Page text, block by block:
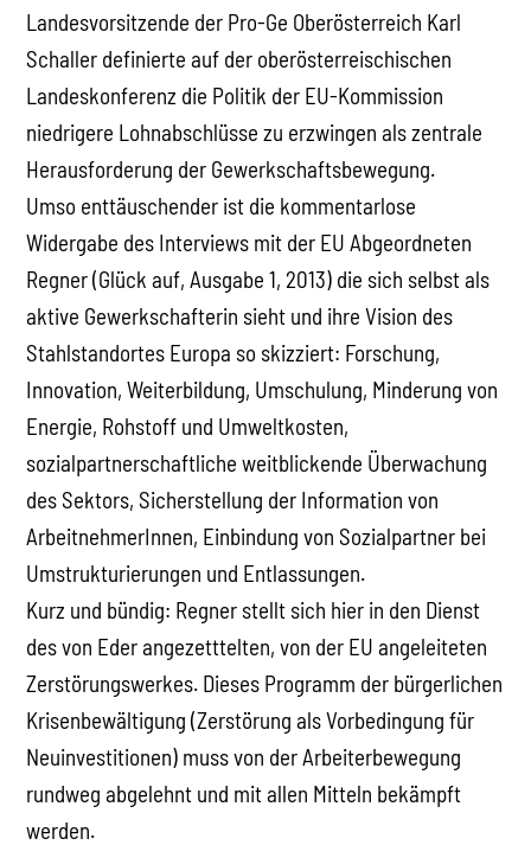
Landesvorsitzende der Pro-Ge Oberösterreich Karl
Schaller definierte auf der oberösterreischischen
Landeskonferenz die Politik der EU-Kommission
niedrigere Lohnabschlüsse zu erzwingen als zentrale
Herausforderung der Gewerkschaftsbewegung.
Umso enttäuschender ist die kommentarlose
Widergabe des Interviews mit der EU Abgeordneten
Regner (Glück auf, Ausgabe 1, 2013) die sich selbst als
aktive Gewerkschafterin sieht und ihre Vision des
Stahlstandortes Europa so skizziert: Forschung,
Innovation, Weiterbildung, Umschulung, Minderung von
Energie, Rohstoff und Umweltkosten,
sozialpartnerschaftliche weitblickende Überwachung
des Sektors, Sicherstellung der Information von
ArbeitnehmerInnen, Einbindung von Sozialpartner bei
Umstrukturierungen und Entlassungen.
Kurz und bündig: Regner stellt sich hier in den Dienst
des von Eder angezetttelten, von der EU angeleiteten
Zerstörungswerkes. Dieses Programm der bürgerlichen
Krisenbewältigung (Zerstörung als Vorbedingung für
Neuinvestitionen) muss von der Arbeiterbewegung
rundweg abgelehnt und mit allen Mitteln bekämpft
werden.